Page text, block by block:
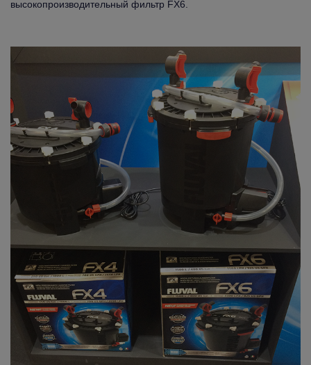
высокопроизводительный фильтр FX6.